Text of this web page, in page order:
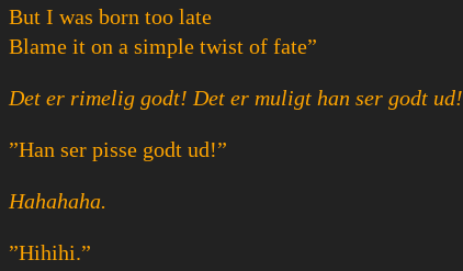
But I was born too late
Blame it on a simple twist of fate”
Det er rimelig godt! Det er muligt han ser godt ud!
”Han ser pisse godt ud!”
Hahahaha.
”Hihihi.”